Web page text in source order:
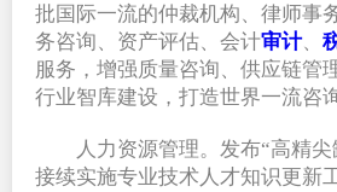
批国际一流的仲裁机构、律师事
务咨询、资产评估、会计审计、
服务，增强质量咨询、供应链管
行业智库建设，打造世界一流咨
人力资源管理。发布“高精尖
接续实施专业技术人才知识更新